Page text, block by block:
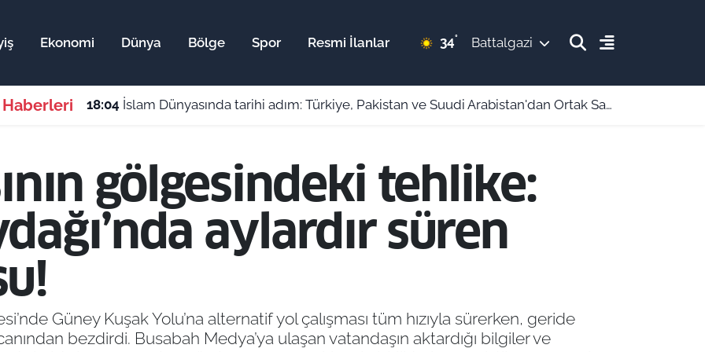
Ekonomi Dünya Bölge Spor Resmi İlanlar 34° Battalgazi
Haberleri 18:04 İslam Dünyasında tarihi adım: Türkiye, Pakistan ve Suudi Arabistan'dan Ortak Savunma Anlaşması!
gölgesindeki tehlike:
aylardır süren
Güney Kuşak Yolu’na alternatif yol çalışması tüm hızıyla sürerken, geride
bezdirdi. Busabah Medya’ya ulaşan vatandaşın aktardığı bilgiler ve